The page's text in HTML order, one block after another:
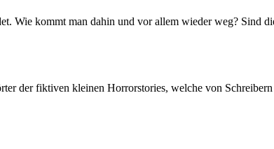
Wie kommt man dahin und vor allem wieder weg? Sind
der fiktiven kleinen Horrorstories, welche von